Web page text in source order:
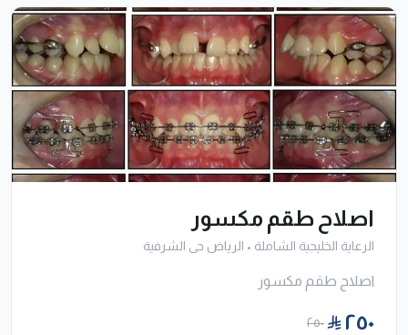
اصلاح طقم مكسور
الرعاية الخليجية الشاملة • الرياض حى الشرفية
اصلاح طقم مكسور
٢٥٠ ٢٥٠